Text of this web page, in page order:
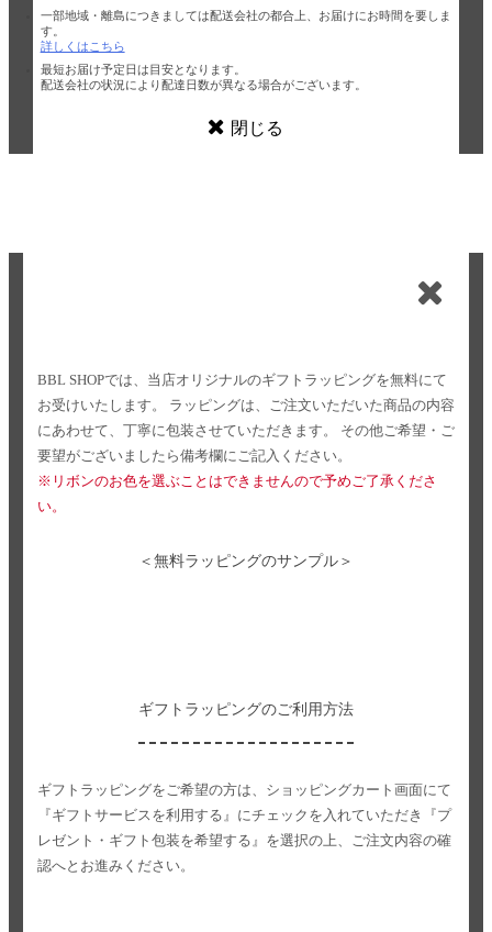
一部地域・離島につきましては配送会社の都合上、お届けにお時間を要しま
す。
詳しくはこちら
最短お届け予定日は目安となります。
配送会社の状況により配達日数が異なる場合がございます。
閉じる
BBL SHOPでは、当店オリジナルのギフトラッピングを無料にて
お受けいたします。
ラッピングは、ご注文いただいた商品の内容
にあわせて、丁寧に包装させていただきます。
その他ご希望・ご
要望がございましたら備考欄にご記入ください。
※リボンのお色を選ぶことはできませんので予めご了承くださ
い。
＜無料ラッピングのサンプル＞
ギフトラッピングのご利用方法
ギフトラッピングをご希望の方は、ショッピングカート画面にて
『ギフトサービスを利用する』にチェックを入れていただき
『プ
レゼント・ギフト包装を希望する』を選択の上、ご注文内容の確
認へとお進みください。